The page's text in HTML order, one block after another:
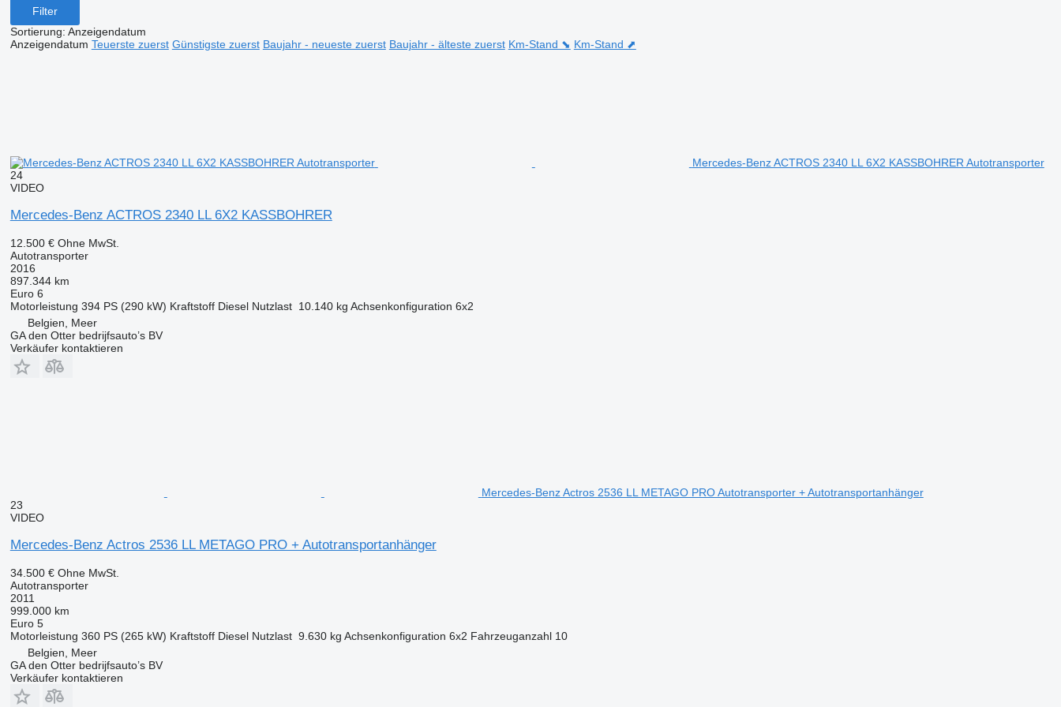
Filter
Sortierung: Anzeigendatum
Anzeigendatum Teuerste zuerst Günstigste zuerst Baujahr - neueste zuerst Baujahr - älteste zuerst Km-Stand ⬊ Km-Stand ⬈
Mercedes-Benz ACTROS 2340 LL 6X2 KASSBOHRER Autotransporter
24
VIDEO
Mercedes-Benz ACTROS 2340 LL 6X2 KASSBOHRER
12.500 € Ohne MwSt.
Autotransporter
2016
897.344 km
Euro 6
Motorleistung 394 PS (290 kW) Kraftstoff Diesel Nutzlast 10.140 kg Achsenkonfiguration 6x2
Belgien, Meer
GA den Otter bedrijfsauto’s BV
Verkäufer kontaktieren
Mercedes-Benz Actros 2536 LL METAGO PRO Autotransporter + Autotransportanhänger
23
VIDEO
Mercedes-Benz Actros 2536 LL METAGO PRO + Autotransportanhänger
34.500 € Ohne MwSt.
Autotransporter
2011
999.000 km
Euro 5
Motorleistung 360 PS (265 kW) Kraftstoff Diesel Nutzlast 9.630 kg Achsenkonfiguration 6x2 Fahrzeuganzahl 10
Belgien, Meer
GA den Otter bedrijfsauto’s BV
Verkäufer kontaktieren